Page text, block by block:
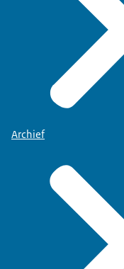
Archief